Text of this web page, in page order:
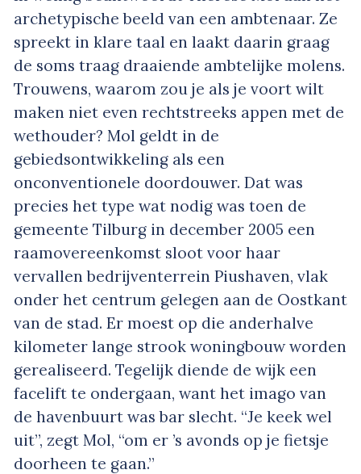
archetypische beeld van een ambtenaar. Ze
spreekt in klare taal en laakt daarin graag
de soms traag draaiende ambtelijke molens.
Trouwens, waarom zou je als je voort wilt
maken niet even rechtstreeks appen met de
wethouder? Mol geldt in de
gebiedsontwikkeling als een
onconventionele doordouwer. Dat was
precies het type wat nodig was toen de
gemeente Tilburg in december 2005 een
raamovereenkomst sloot voor haar
vervallen bedrijventerrein Piushaven, vlak
onder het centrum gelegen aan de Oostkant
van de stad. Er moest op die anderhalve
kilometer lange strook woningbouw worden
gerealiseerd. Tegelijk diende de wijk een
facelift te ondergaan, want het imago van
de havenbuurt was bar slecht. “Je keek wel
uit”, zegt Mol, “om er ’s avonds op je fietsje
doorheen te gaan.”